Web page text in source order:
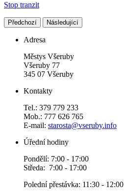
Stop tranzit
Předchozí Následující
Adresa
Městys Všeruby
Všeruby 77
345 07 Všeruby
Kontakty
Tel.: 379 779 233
Mob.: 777 626 765
E-mail: starosta@vseruby.info
Úřední hodiny
Pondělí: 7:00 - 17:00
Středa: 7:00 - 17:00
Polední přestávka: 11:30 - 12:00